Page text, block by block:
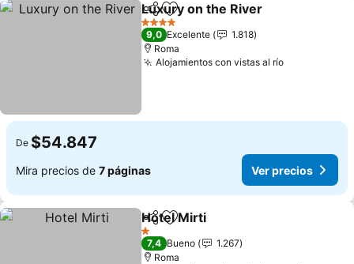
CompartirAgregar a favoritos
Luxury on the River
4 Estrellas
9,0 Excelente
1.818
Roma
Alojamientos con vistas al ríoVer precios
De $54.847
Mira precios de 7 páginas Ver precios
CompartirAgregar a favoritos
Hotel Mirti
1 Estrellas
7,4 Bueno
1.267
Roma